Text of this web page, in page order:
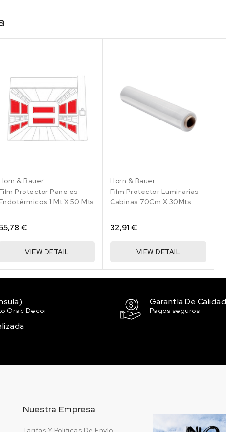
mm
100 en stock
de
mm
Horn & Bauer
Protector Paneles
1 Mt X 50 Mts
€
VIEW DETAIL
Horn & Bauer
Film Protector Luminarias
Cabinas 70Cm X 30Mts
32,91 €
VIEW DETAIL
Orac Decor
Garantía De Calidad
Pagos seguros
Nuestra Empresa
Tarifas Y Politicas De Envío